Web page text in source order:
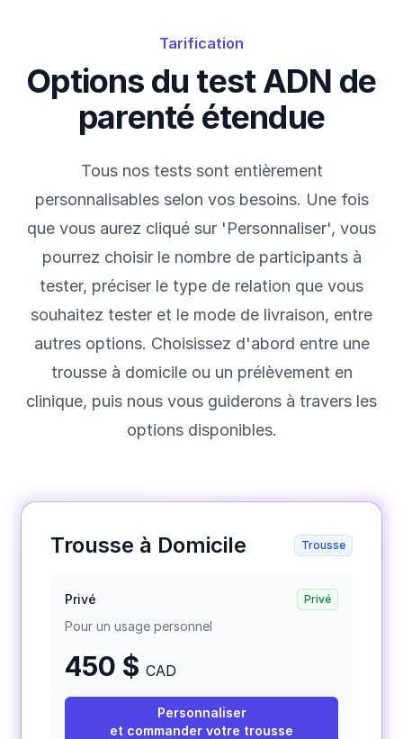
Tarification
Options du test ADN de
parenté étendue
Tous nos tests sont entièrement
personnalisables selon vos besoins. Une fois
que vous aurez cliqué sur 'Personnaliser', vous
pourrez choisir le nombre de participants à
tester, préciser le type de relation que vous
souhaitez tester et le mode de livraison, entre
autres options. Choisissez d'abord entre une
trousse à domicile ou un prélèvement en
clinique, puis nous vous guiderons à travers les
options disponibles.
Trousse à Domicile Trousse
Privé Privé
Pour un usage personnel
450 $ CAD
Personnaliser
et commander votre trousse